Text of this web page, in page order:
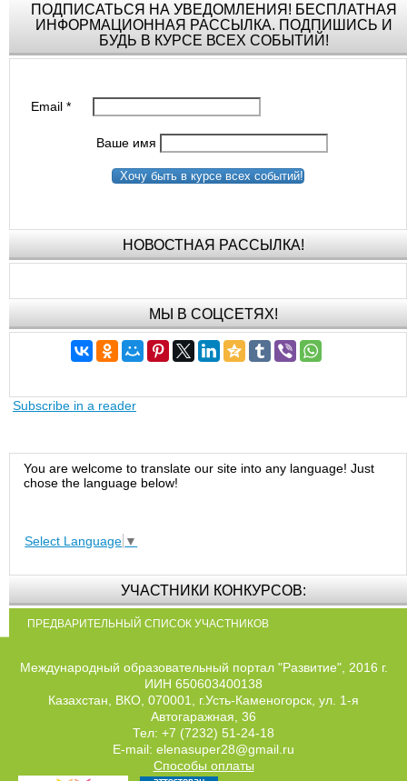
ПОДПИСАТЬСЯ НА УВЕДОМЛЕНИЯ! БЕСПЛАТНАЯ
ИНФОРМАЦИОННАЯ РАССЫЛКА. ПОДПИШИСЬ И
БУДЬ В КУРСЕ ВСЕХ СОБЫТИЙ!
Email*
Ваше имя
Хочу быть в курсе всех событий!
НОВОСТНАЯ РАССЫЛКА!
МЫ В СОЦСЕТЯХ!
Subscribe in a reader
You are welcome to translate our site into any language! Just
chose the language below!
Select Language ▼
УЧАСТНИКИ КОНКУРСОВ:
ПРЕДВАРИТЕЛЬНЫЙ СПИСОК УЧАСТНИКОВ
Международный образовательный портал "Развитие", 2016 г.
ИИН 650603400138
Казахстан, ВКО, 070001, г.Усть-Каменогорск, ул. 1-я
Автогаражная, 36
Тел: +7 (7232) 51-24-18
E-mail: elenasuper28@gmail.ru
Способы оплаты